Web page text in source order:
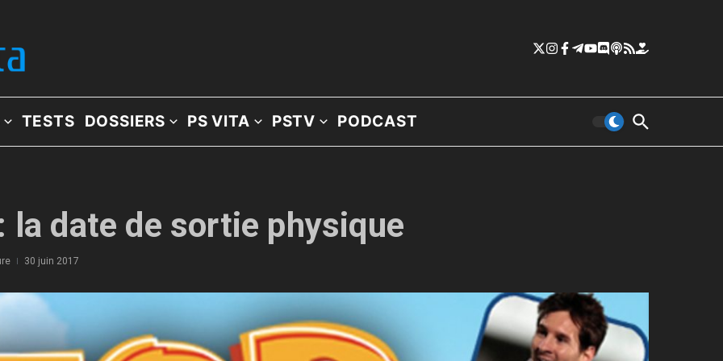
TESTS DOSSIERS PS VITA PSTV PODCAST
la date de sortie physique
30 juin 2017